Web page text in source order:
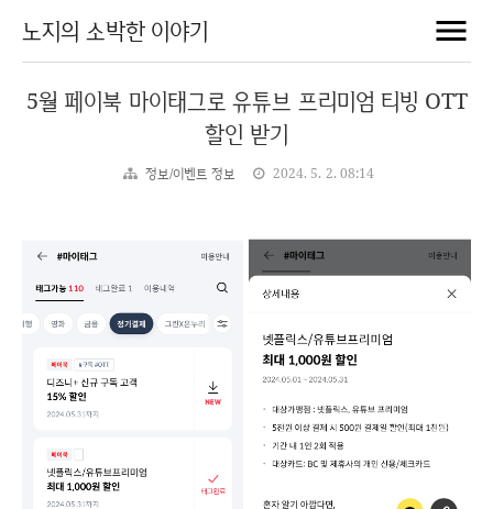
노지의 소박한 이야기
5월 페이북 마이태그로 유튜브 프리미엄 티빙 OTT
할인 받기
정보/이벤트 정보 2024. 5. 2. 08:14